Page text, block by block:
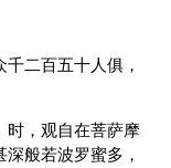
二百五十人俱，
时，观自在菩萨摩
般若波罗蜜多，